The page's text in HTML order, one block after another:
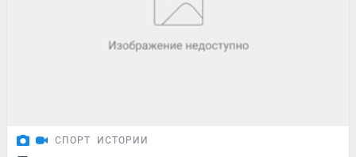
СПОРТ ИСТОРИИ